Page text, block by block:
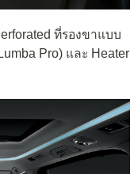
ที่รองขาแบบ
Pro) และ Heater